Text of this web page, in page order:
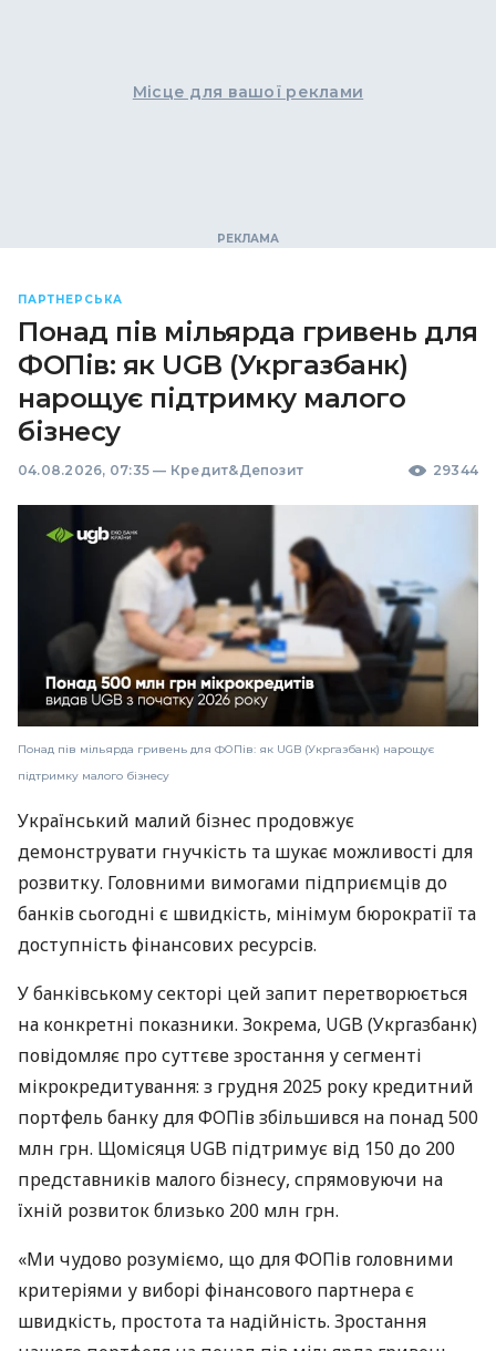
Місце для вашої реклами
ПАРТНЕРСЬКА
Понад пів мільярда гривень для
ФОПів: як UGB (Укргазбанк)
нарощує підтримку малого
бізнесу
04.08.2026, 07:35 — Кредит&Депозит 29344
Понад пів мільярда гривень для ФОПів: як UGB (Укргазбанк) нарощує
підтримку малого бізнесу
Український малий бізнес продовжує
демонструвати гнучкість та шукає можливості для
розвитку. Головними вимогами підприємців до
банків сьогодні є швидкість, мінімум бюрократії та
доступність фінансових ресурсів.
У банківському секторі цей запит перетворюється
на конкретні показники. Зокрема, UGB (Укргазбанк)
повідомляє про суттєве зростання у сегменті
мікрокредитування: з грудня 2025 року кредитний
портфель банку для ФОПів збільшився на понад 500
млн грн. Щомісяця UGB підтримує від 150 до 200
представників малого бізнесу, спрямовуючи на
їхній розвиток близько 200 млн грн.
«Ми чудово розуміємо, що для ФОПів головними
критеріями у виборі фінансового партнера є
швидкість, простота та надійність. Зростання